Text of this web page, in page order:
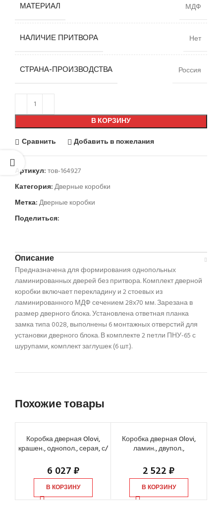
МАТЕРИАЛ МДФ
НАЛИЧИЕ ПРИТВОРА Нет
СТРАНА-ПРОИЗВОДСТВА Россия
В КОРЗИНУ
Сравнить
Добавить в пожелания
Артикул:тов-164927
Категория:Дверные коробки
Метка:Дверные коробки
Поделиться:
Описание
Предназначена для формирования однопольных
ламинированных дверей без притвора. Комплект дверной
коробки включает перекладину и 2 стоевых из
ламинированного МДФ сечением 28х70 мм. Зарезана в
размер дверного блока. Установлена ответная планка
замка типа 0028, выполнены 6 монтажных отверстий для
установки дверного блока. В комплекте 2 петли ПНУ-65 с
шурупами, комплект заглушек (6 шт.).
Похожие товары
Коробка дверная Olovi,
крашен., однопол., серая, с/
6 027₽
В КОРЗИНУ
Коробка дверная Olovi,
ламин., двупол.,
(1240х2031х70 мм)
2 522₽
В КОРЗИНУ